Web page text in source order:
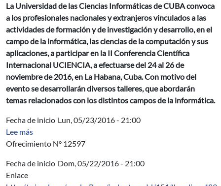
La Universidad de las Ciencias Informáticas de CUBA convoca
a los profesionales nacionales y extranjeros vinculados a las
actividades de formación y de investigación y desarrollo, en el
campo de la informática, las ciencias de la computación y sus
aplicaciones, a participar en la II Conferencia Científica
Internacional UCIENCIA, a efectuarse del 24 al 26 de
noviembre de 2016, en La Habana, Cuba. Con motivo del
evento se desarrollarán diversos talleres, que abordarán
temas relacionados con los distintos campos de la informática.
Fecha de inicio Lun, 05/23/2016 - 21:00
Lee más
Ofrecimiento N° 12597
Fecha de inicio Dom, 05/22/2016 - 21:00
Enlace